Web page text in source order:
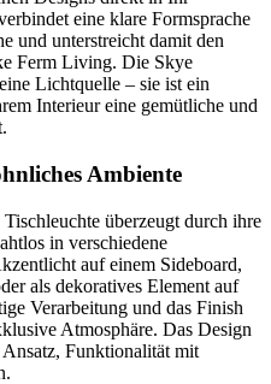
eine klare Formsprache
und unterstreicht damit den
Ferm Living. Die Skye
Lichtquelle – sie ist ein
Interieur eine gemütliche und
Ambiente
überzeugt durch ihre
in verschiedene
auf einem Sideboard,
als dekoratives Element auf
Verarbeitung und das Finish
Atmosphäre. Das Design
Funktionalität mit